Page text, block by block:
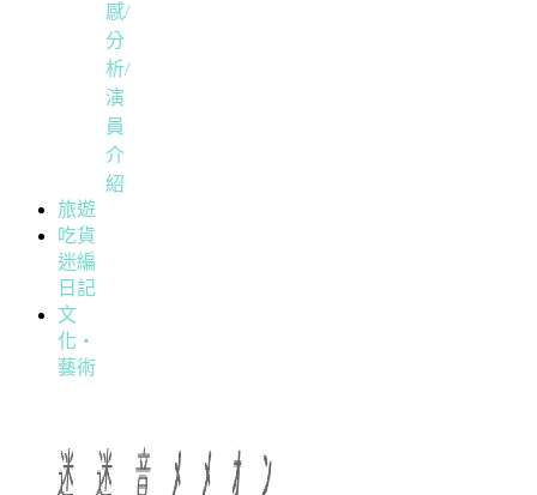
感/
分
析/
演
員
介
紹
旅遊
吃貨
迷編
日記
文
化・
藝術